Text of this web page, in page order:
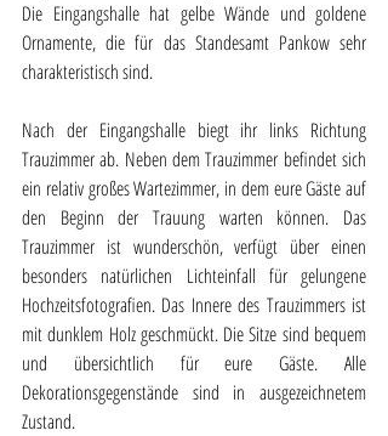
Die Eingangshalle hat gelbe Wände und goldene
Ornamente, die für das Standesamt Pankow sehr
charakteristisch sind.
Nach der Eingangshalle biegt ihr links Richtung
Trauzimmer ab. Neben dem Trauzimmer befindet sich
ein relativ großes Wartezimmer, in dem eure Gäste auf
den Beginn der Trauung warten können. Das
Trauzimmer ist wunderschön, verfügt über einen
besonders natürlichen Lichteinfall für gelungene
Hochzeitsfotografien. Das Innere des Trauzimmers ist
mit dunklem Holz geschmückt. Die Sitze sind bequem
und übersichtlich für eure Gäste. Alle
Dekorationsgegenstände sind in ausgezeichnetem
Zustand.